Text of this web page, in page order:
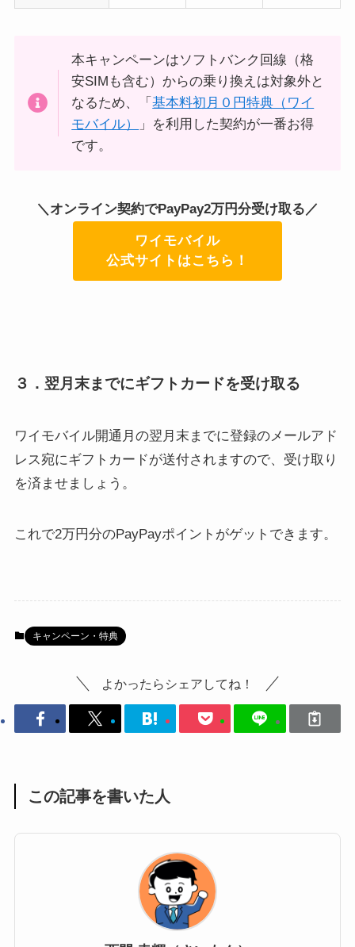
本キャンペーンはソフトバンク回線（格
安SIMも含む）からの乗り換えは対象外と
なるため、「基本料初月０円特典（ワイ
モバイル）
」を利用した契約が一番お得
です。
＼オンライン契約でPayPay2万円分受け取る／
ワイモバイル
公式サイトはこちら！
３．翌月末までにギフトカードを受け取る
ワイモバイル開通月の翌月末までに登録のメールアド
レス宛にギフトカードが送付されますので、受け取り
を済ませましょう。
これで2万円分のPayPayポイントがゲットできます。
キャンペーン・特典
よかったらシェアしてね！
この記事を書いた人